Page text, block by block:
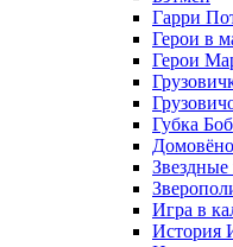
Гарри
Герои в
Герои
Губка Боб
Игра в
История